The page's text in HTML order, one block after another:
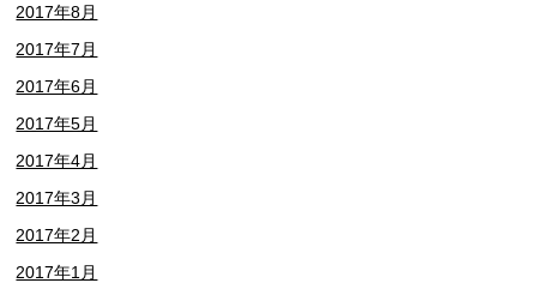
2017年8月
2017年7月
2017年6月
2017年5月
2017年4月
2017年3月
2017年2月
2017年1月